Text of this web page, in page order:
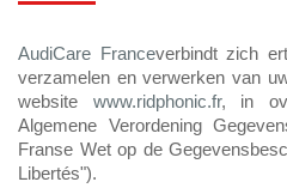
AudiCare Franceverbindt zich
verzamelen en verwerken van
website www.ridphonic.fr, in
Algemene Verordening
Franse Wet op de
Libertés").